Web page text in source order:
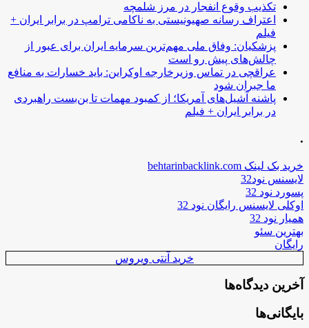
تکذیب وقوع انفجار در مرز شلمچه
اعتراف رسانه صهیونیستی به ناکامی ترامپ در برابر ایران +
فیلم
پزشکیان: وفاق ملی مهم‌ترین سرمایه ایران برای عبور از
چالش‌های پیش رو است
عراقچی در تماس وزیرخارجه اوکراین: باید خسارات به منافع
ما جبران شود
پاشنه آشیل‌های آمریکا؛ از کمبود مهمات تا بن‌بست راهبردی
در برابر ایران + فیلم
.
خرید بک لینک behtarinbacklink.com
لایسنس نود32
پسورد نود 32
اوکلی لایسنس رایگان نود 32
همیار نود 32
بهترین سئو
رایگان
خرید آنتی ویروس
آخرین دیدگاه‌ها
بایگانی‌ها